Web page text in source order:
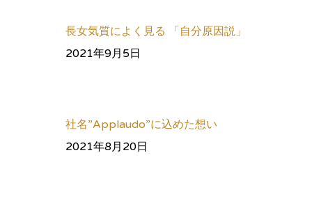
長女気質によく見る 「自分原因説」
2021年9月5日
社名”Applaudo”に込めた想い
2021年8月20日